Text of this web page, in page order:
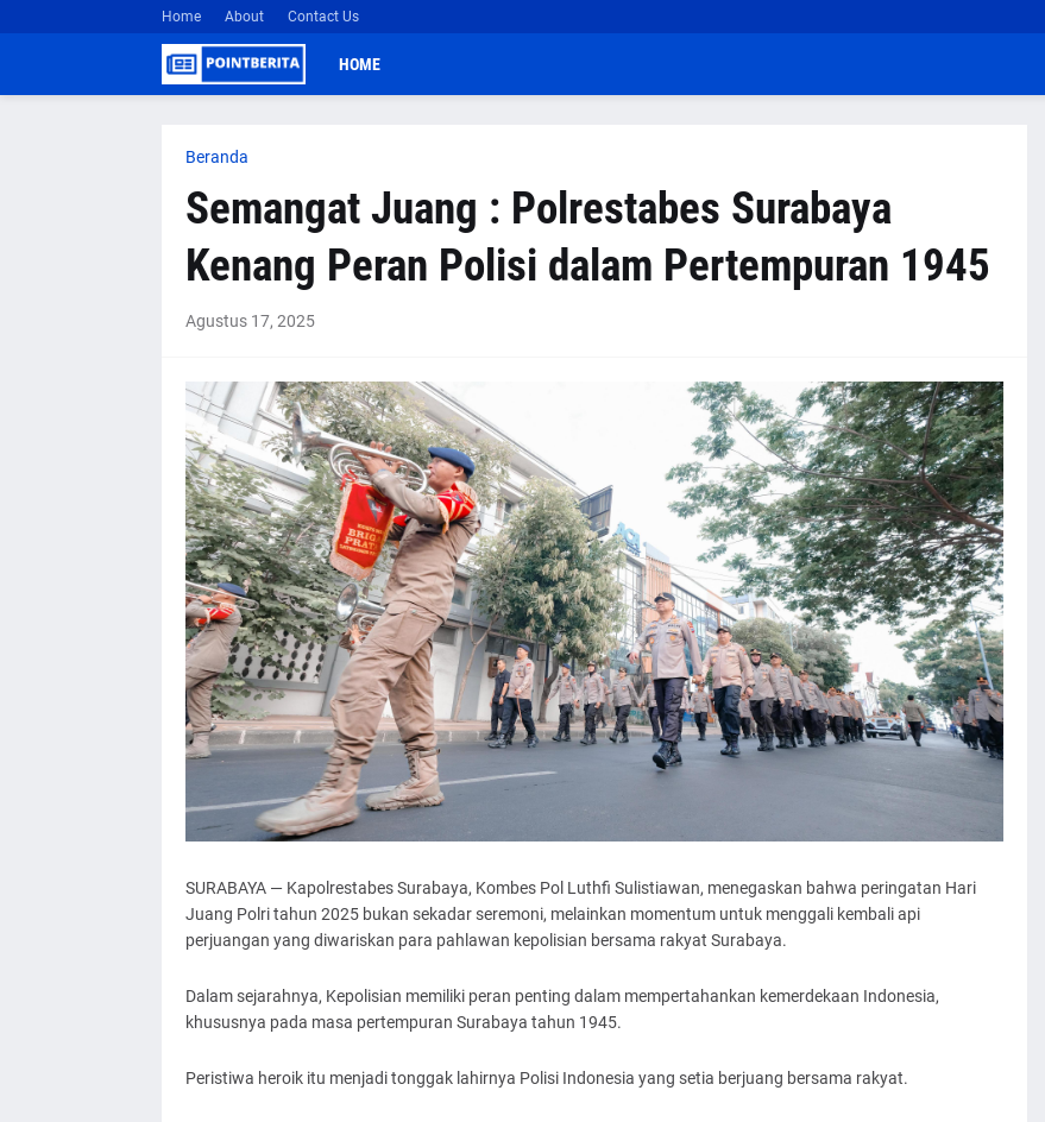
Home About Contact Us
HOME
Beranda
Semangat Juang : Polrestabes Surabaya
Kenang Peran Polisi dalam Pertempuran 1945
Agustus 17, 2025
SURABAYA — Kapolrestabes Surabaya, Kombes Pol Luthfi Sulistiawan, menegaskan bahwa peringatan Hari
Juang Polri tahun 2025 bukan sekadar seremoni, melainkan momentum untuk menggali kembali api
perjuangan yang diwariskan para pahlawan kepolisian bersama rakyat Surabaya.
Dalam sejarahnya, Kepolisian memiliki peran penting dalam mempertahankan kemerdekaan Indonesia,
khususnya pada masa pertempuran Surabaya tahun 1945.
Peristiwa heroik itu menjadi tonggak lahirnya Polisi Indonesia yang setia berjuang bersama rakyat.